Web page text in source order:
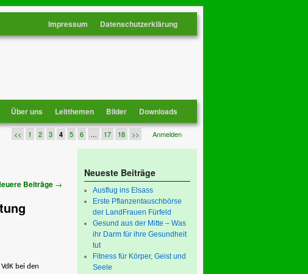
Impressum Datenschutzerklärung
Über uns Leitthemen Bilder Downloads
<< 1 2 3 4 5 6 … 17 18 >> Anmelden
Beiträge →
bei den
Neueste Beiträge
Ausflug ins Elsass
Erste Pflanzentauschbörse
der LandFrauen Fürfeld
Gesund aus der Mitte – Was
ihr Darm für ihre Gesundheit
tut
Fitness für Körper, Geist und
Seele